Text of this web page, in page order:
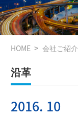
HOME 会社ご紹介
沿革
2016. 10